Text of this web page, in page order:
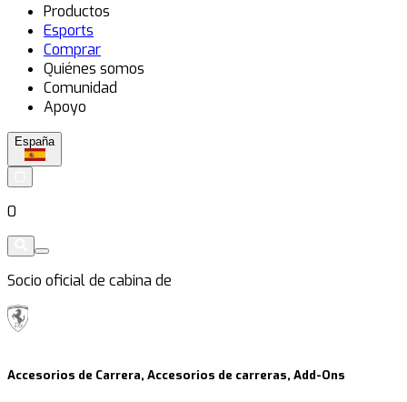
Productos
Esports
Comprar
Quiénes somos
Comunidad
Apoyo
España
0
Socio oficial de cabina de
Accesorios de Carrera, Accesorios de carreras, Add-Ons